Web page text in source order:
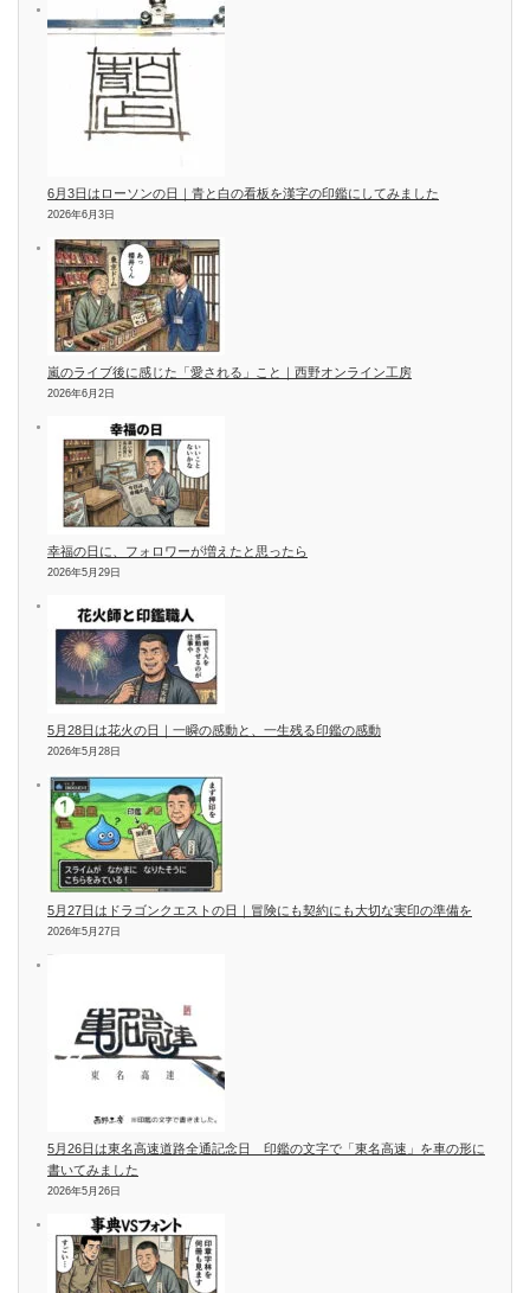
6月3日はローソンの日｜青と白の看板を漢字の印鑑にしてみました
2026年6月3日
嵐のライブ後に感じた「愛される」こと｜西野オンライン工房
2026年6月2日
幸福の日に、フォロワーが増えたと思ったら
2026年5月29日
5月28日は花火の日｜一瞬の感動と、一生残る印鑑の感動
2026年5月28日
5月27日はドラゴンクエストの日｜冒険にも契約にも大切な実印の準備を
2026年5月27日
5月26日は東名高速道路全通記念日 印鑑の文字で「東名高速」を車の形に
書いてみました
2026年5月26日